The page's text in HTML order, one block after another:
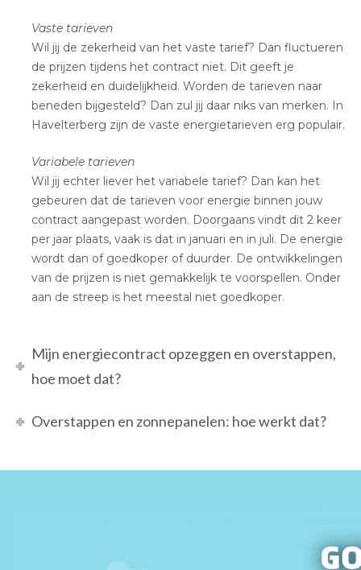
Vaste tarieven
Wil jij de zekerheid van het vaste tarief? Dan fluctueren
de prijzen tijdens het contract niet. Dit geeft je
zekerheid en duidelijkheid. Worden de tarieven naar
beneden bijgesteld? Dan zul jij daar niks van merken. In
Havelterberg zijn de vaste energietarieven erg populair.
Variabele tarieven
Wil jij echter liever het variabele tarief? Dan kan het
gebeuren dat de tarieven voor energie binnen jouw
contract aangepast worden. Doorgaans vindt dit 2 keer
per jaar plaats, vaak is dat in januari en in juli. De energie
wordt dan of goedkoper of duurder. De ontwikkelingen
van de prijzen is niet gemakkelijk te voorspellen. Onder
aan de streep is het meestal niet goedkoper.
Mijn energiecontract opzeggen en overstappen,
hoe moet dat?
Overstappen en zonnepanelen: hoe werkt dat?